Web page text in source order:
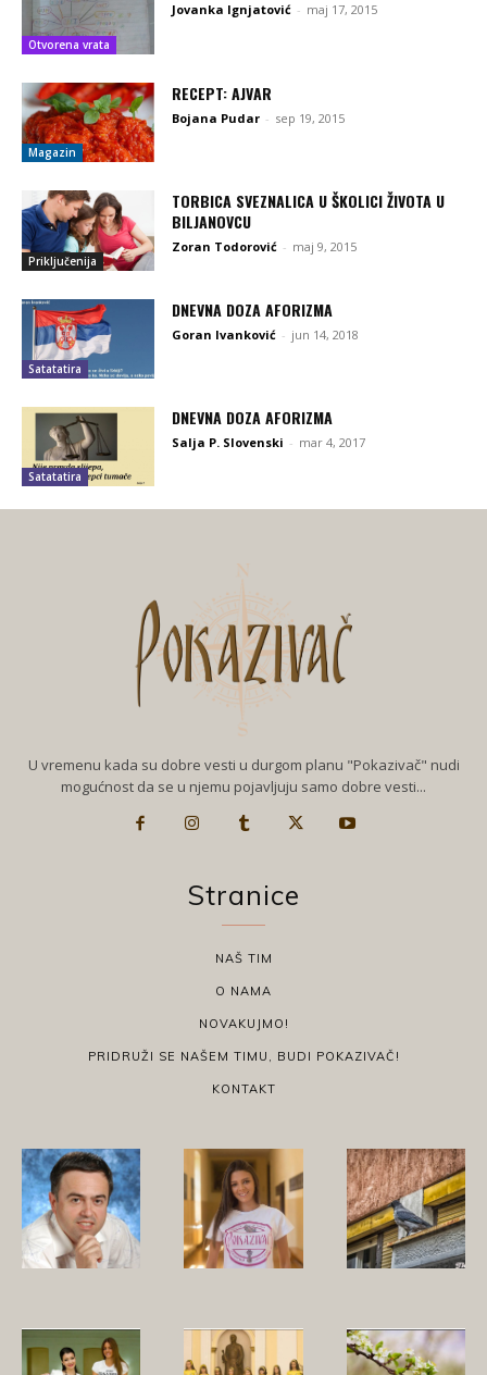
Otvorena vrata
Jovanka Ignjatović - maj 17, 2015
Magazin
RECEPT: AJVAR
Bojana Pudar - sep 19, 2015
Priključenija
TORBICA SVEZNALICA U ŠKOLICI ŽIVOTA U
BILJANOVCU
Zoran Todorović - maj 9, 2015
Satatatira
DNEVNA DOZA AFORIZMA
Goran Ivanković - jun 14, 2018
Satatatira
DNEVNA DOZA AFORIZMA
Salja P. Slovenski - mar 4, 2017
U vremenu kada su dobre vesti u durgom planu "Pokazivač" nudi
mogućnost da se u njemu pojavljuju samo dobre vesti...
Stranice
NAŠ TIM
O NAMA
NOVAKUJMO!
PRIDRUŽI SE NAŠEM TIMU, BUDI POKAZIVAČ!
KONTAKT